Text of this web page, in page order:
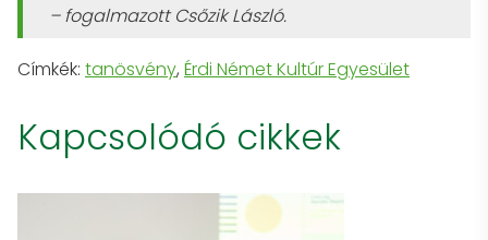
– fogalmazott Csőzik László.
Címkék: tanösvény, Érdi Német Kultúr Egyesület
Kapcsolódó cikkek